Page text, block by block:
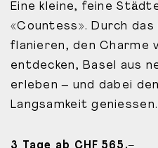
Eine kleine, feine
«Countess». Durch
flanieren, den Charme
entdecken, Basel aus
erleben – und dabei
Langsamkeit geniessen.